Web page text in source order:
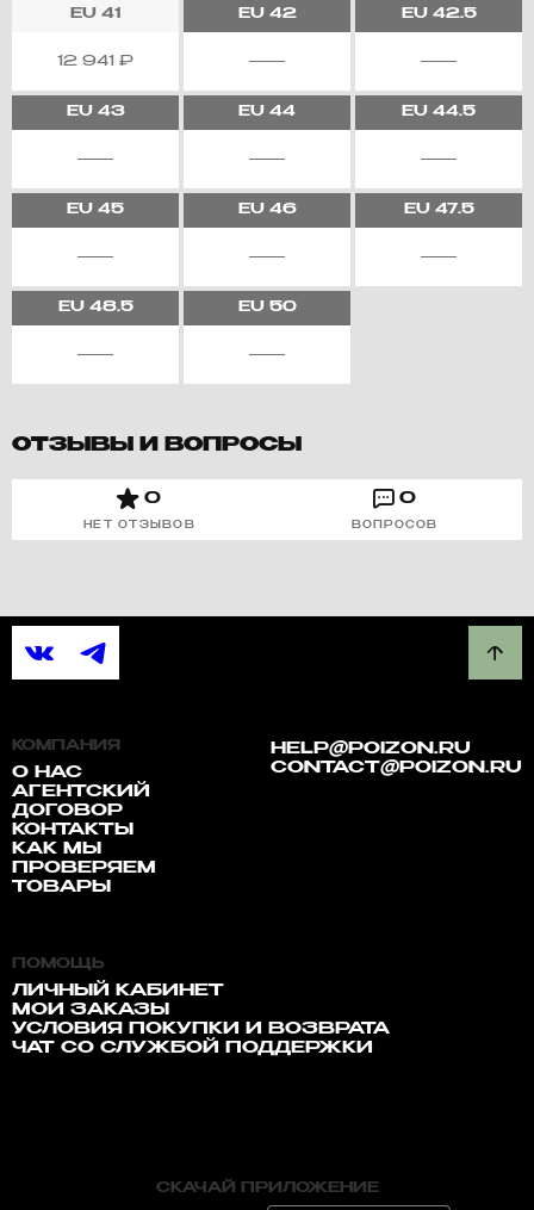
EU 41
12 941 ₽
EU42 EU42.5
EU43 EU 44 EU 44.5
EU 45 EU46 EU47.5
EU48.5 EU50
ОТЗЫВЫ И ВОПРОСЫ
0
НЕТ ОТЗЫВОВ
0
ВОПРОСОВ
КОМПАНИЯ
О НАС
АГЕНТСКИЙ
ДОГОВОР
КОНТАКТЫ
КАК МЫ
ПРОВЕРЯЕМ
ТОВАРЫ
HELP@POIZON.RU
CONTACT@POIZON.RU
ПОМОЩЬ
ЛИЧНЫЙ КАБИНЕТ
МОИ ЗАКАЗЫ
УСЛОВИЯ ПОКУПКИ И ВОЗВРАТА
ЧАТ СО СЛУЖБОЙ ПОДДЕРЖКИ
СКАЧАЙ ПРИЛОЖЕНИЕ